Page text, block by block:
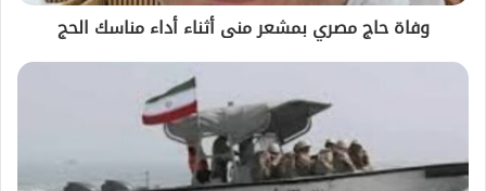
وفاة حاج مصري بمشعر منى أثناء أداء مناسك الحج